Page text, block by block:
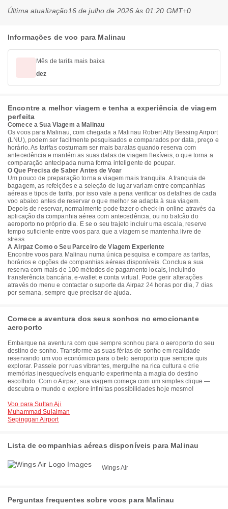
Última atualização16 de julho de 2026 às 01:20 GMT+0
Informações de voo para Malinau
Mês de tarifa mais baixa
dez
Encontre a melhor viagem e tenha a experiência de viagem
perfeita
Comece a Sua Viagem a Malinau
Os voos para Malinau, com chegada a Malinau Robert Atty Bessing Airport
(LNU), podem ser facilmente pesquisados e comparados por data, preço e
horário. As tarifas costumam ser mais baratas quando reserva com
antecedência e mantém as suas datas de viagem flexíveis, o que torna a
comparação antecipada numa forma inteligente de poupar.
O Que Precisa de Saber Antes de Voar
Um pouco de preparação torna a viagem mais tranquila. A franquia de
bagagem, as refeições e a seleção de lugar variam entre companhias
aéreas e tipos de tarifa, por isso vale a pena verificar os detalhes de cada
voo abaixo antes de reservar o que melhor se adapta à sua viagem.
Depois de reservar, normalmente pode fazer o check-in online através da
aplicação da companhia aérea com antecedência, ou no balcão do
aeroporto no próprio dia. E se o seu trajeto incluir uma escala, reserve
tempo suficiente entre voos para que a viagem se mantenha livre de
stress.
A Airpaz Como o Seu Parceiro de Viagem Experiente
Encontre voos para Malinau numa única pesquisa e compare as tarifas,
horários e opções de companhias aéreas disponíveis. Conclua a sua
reserva com mais de 100 métodos de pagamento locais, incluindo
transferência bancária, e-wallet e conta virtual. Pode gerir alterações
através do menu e contactar o suporte da Airpaz 24 horas por dia, 7 dias
por semana, sempre que precisar de ajuda.
Comece a aventura dos seus sonhos no emocionante
aeroporto
Embarque na aventura com que sempre sonhou para o aeroporto do seu
destino de sonho. Transforme as suas férias de sonho em realidade
reservando um voo económico para o belo aeroporto que sempre quis
explorar. Passeie por ruas vibrantes, mergulhe na rica cultura e crie
memórias inesquecíveis enquanto experimenta a magia do destino
escolhido. Com o Airpaz, sua viagem começa com um simples clique —
descubra o mundo e explore infinitas possibilidades hoje mesmo!
Voo para Sultan Aji
Muhammad Sulaiman
Sepinggan Airport
Lista de companhias aéreas disponíveis para Malinau
Wings Air
Perguntas frequentes sobre voos para Malinau